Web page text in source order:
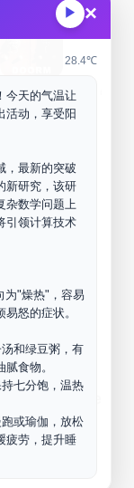
▶ ×
28.4℃
今天的气温让
活动，享受阳
，最新的突破
新研究，该研
杂数学问题上
引领计算技术
为"燥热"，容易
怒的症状。
和绿豆粥，有
食物。
七分饱，温热
或瑜伽，放松
疲劳，提升睡
DOORM
Privacy
Terms